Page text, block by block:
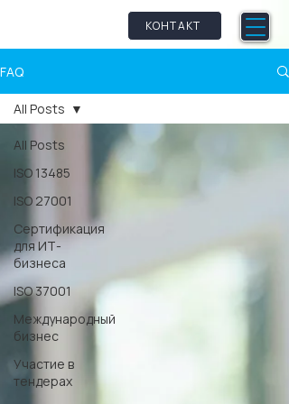
КОНТАКТ
FAQ
All Posts
ISO 13485
ISO 27001
Сертификация
для ИТ-
бизнеса
ISO 37001
Международный
бизнес
Участие в
тендерах
All Posts